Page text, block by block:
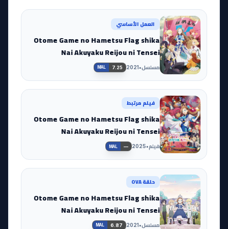
العمل الأساسي
Otome Game no Hametsu Flag shika
Nai Akuyaku Reijou ni Tensei
shiteshimatta... X
مسلسل•
2021
MAL 7.25
فيلم مرتبط
Otome Game no Hametsu Flag shika
Nai Akuyaku Reijou ni Tensei
shiteshimatta Movie
فيلم•
2025
MAL —
حلقة OVA
Otome Game no Hametsu Flag shika
Nai Akuyaku Reijou ni Tensei
shiteshimatta... OVA
مسلسل•
2021
MAL 6.87